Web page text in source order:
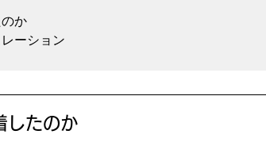
したのか